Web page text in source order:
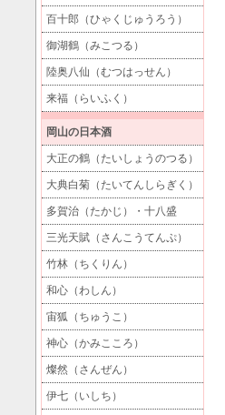
百十郎（ひゃくじゅうろう）
御湖鶴（みこつる）
陸奥八仙（むつはっせん）
来福（らいふく）
岡山の日本酒
大正の鶴（たいしょうのつる）
大典白菊（たいてんしらぎく）
多賀治（たかじ）・十八盛
三光天賦（さんこうてんぷ）
竹林（ちくりん）
和心（わしん）
宙狐（ちゅうこ）
神心（かみこころ）
燦然（さんぜん）
伊七（いしち）